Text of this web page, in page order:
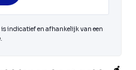
indicatief en afhankelijk van een